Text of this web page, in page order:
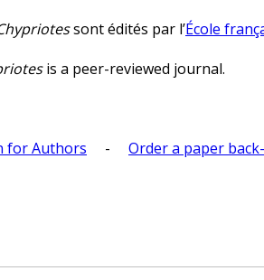
sont édités par l’École
is a peer-reviewed journal.
for Authors - Order a paper